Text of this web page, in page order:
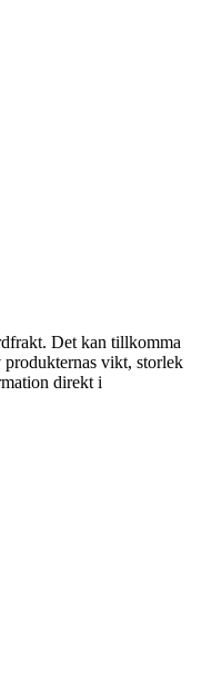
Det kan tillkomma
produkternas vikt, storlek
direkt i